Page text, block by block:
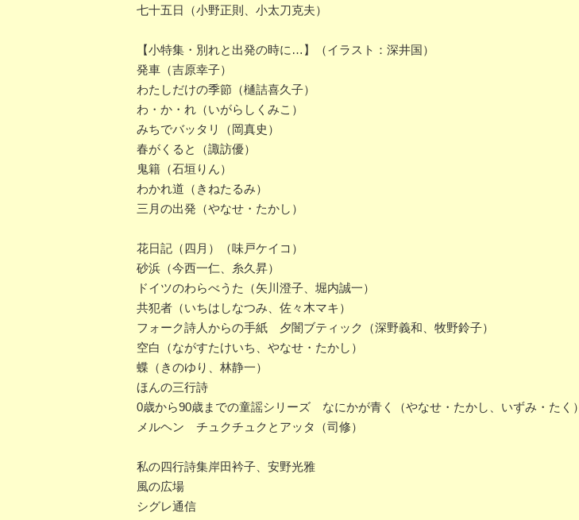
七十五日（小野正則、小太刀克夫）
【小特集・別れと出発の時に…】（イラスト：深井国）
発車（吉原幸子）
わたしだけの季節（樋詰喜久子）
わ・か・れ（いがらしくみこ）
みちでバッタリ（岡真史）
春がくると（諏訪優）
鬼籍（石垣りん）
わかれ道（きねたるみ）
三月の出発（やなせ・たかし）
花日記（四月）（味戸ケイコ）
砂浜（今西一仁、糸久昇）
ドイツのわらべうた（矢川澄子、堀内誠一）
共犯者（いちはしなつみ、佐々木マキ）
フォーク詩人からの手紙 夕闇ブティック（深野義和、牧野鈴子）
空白（ながすたけいち、やなせ・たかし）
蝶（きのゆり、林静一）
ほんの三行詩
0歳から90歳までの童謡シリーズ なにかが青く（やなせ・たかし、いずみ・たく）
メルヘン チュクチュクとアッタ（司修）
私の四行詩集岸田衿子、安野光雅
風の広場
シグレ通信